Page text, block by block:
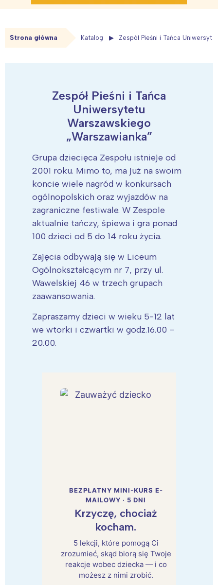
Strona główna Katalog Zespół Pieśni i Tańca
Zespół Pieśni i Tańca
Uniwersytetu
Warszawskiego
„Warszawianka”
Grupa dziecięca Zespołu istnieje od
2001 roku. Mimo to, ma już na swoim
koncie wiele nagród w konkursach
ogólnopolskich oraz wyjazdów na
zagraniczne festiwale. W Zespole
aktualnie tańczy, śpiewa i gra ponad
100 dzieci od 5 do 14 roku życia.
Zajęcia odbywają się w Liceum
Ogólnokształcącym nr 7, przy ul.
Wawelskiej 46 w trzech grupach
zaawansowania.
Zapraszamy dzieci w wieku 5-12 lat
we wtorki i czwartki w godz.16.00 –
20.00.
BEZPŁATNY MINI-KURS E-
MAILOWY · 5 DNI
Krzyczę, chociaż
kocham.
5 lekcji, które pomogą Ci
zrozumieć, skąd biorą się Twoje
reakcje wobec dziecka — i co
możesz z nimi zrobić.